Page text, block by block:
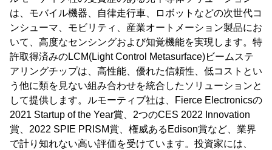
は、モバイル機器、自律走行車、ロボットなどの次世代コ
ンシューマ、モビリティ、産業オートメーション製品にお
いて、高度なセンシングおよび知覚機能を実現します。特
許取得済みのLCM(Light Control Metasurface)ビームステ
アリングチップは、高性能、優れた信頼性、低コストとい
う他に類を見ない組み合わせを統合したソリューションと
して提供します。ルモーティブ社は、Fierce Electronicsの
2021 Startup of the Year賞、2つのCES 2022 Innovation
賞、2022 SPIE PRISM賞、権威あるEdison賞など、業界
で計り知れない高い評価を受けています。投資家には、